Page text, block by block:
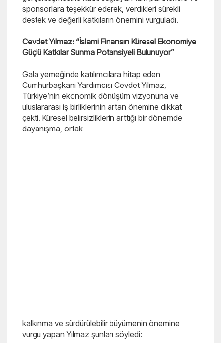
sponsorlara teşekkür ederek, verdikleri sürekli
destek ve değerli katkıların önemini vurguladı.
Cevdet Yılmaz: “İslami Finansın Küresel Ekonomiye
Güçlü Katkılar Sunma Potansiyeli Bulunuyor”
Gala yemeğinde katılımcılara hitap eden
Cumhurbaşkanı Yardımcısı Cevdet Yılmaz,
Türkiye’nin ekonomik dönüşüm vizyonuna ve
uluslararası iş birliklerinin artan önemine dikkat
çekti. Küresel belirsizliklerin arttığı bir dönemde
dayanışma, ortak
kalkınma ve sürdürülebilir büyümenin önemine
vurgu yapan Yılmaz şunları söyledi: